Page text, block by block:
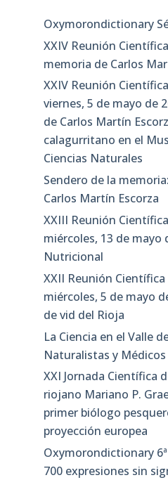
Oxymorondictionary
XXIV Reunión
memoria de Carlos
XXIV Reunión
viernes, 5 de mayo de
de Carlos Martín
calagurritano en el
Ciencias Naturales
Sendero de la
Carlos Martín Escorza
XXIII Reunión
miércoles, 13 de mayo
Nutricional
XXII Reunión Científica
miércoles, 5 de mayo
de vid del Rioja
La Ciencia en el Valle
Naturalistas y
XXI Jornada Científica
riojano Mariano P.
primer biólogo
proyección europea
Oxymorondictionary
700 expresiones sin